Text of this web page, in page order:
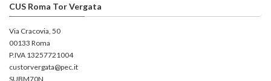
CUS Roma Tor Vergata
Via Cracovia, 50
00133 Roma
P.IVA 13257721004
custorvergata@pec.it
SUBM70N